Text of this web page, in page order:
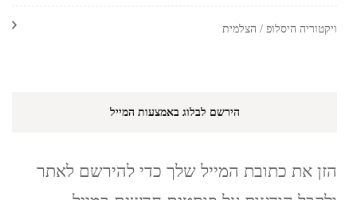
ויקטוריה היסלופ / הצלמית
הירשם לבלוג באמצעות המייל
הזן את כתובת המייל שלך כדי להירשם לאתר